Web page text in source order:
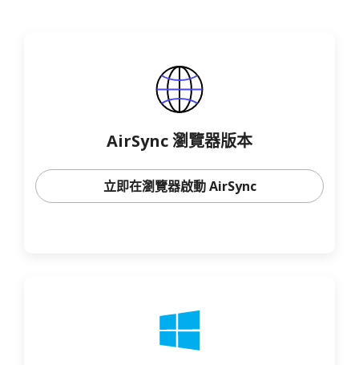
AirSync 瀏覽器版本
立即在瀏覽器啟動 AirSync